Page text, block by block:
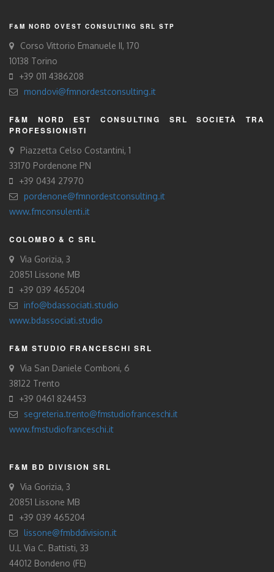
F&M NORD OVEST CONSULTING SRL STP
Corso Vittorio Emanuele II, 170
10138 Torino
+39 011 4386208
mondovi@fmnordestconsulting.it
F&M NORD EST CONSULTING SRL SOCIETÀ TRA
PROFESSIONISTI
Piazzetta Celso Costantini, 1
33170 Pordenone PN
+39 0434 27970
pordenone@fmnordestconsulting.it
www.fmconsulenti.it
COLOMBO & C SRL
Via Gorizia, 3
20851 Lissone MB
+39 039 465204
info@bdassociati.studio
www.bdassociati.studio
F&M STUDIO FRANCESCHI SRL
Via San Daniele Comboni, 6
38122 Trento
+39 0461 824453
segreteria.trento@fmstudiofranceschi.it
www.fmstudiofranceschi.it
F&M BD DIVISION SRL
Via Gorizia, 3
20851 Lissone MB
+39 039 465204
lissone@fmbddivision.it
U.L Via C. Battisti, 33
44012 Bondeno (FE)